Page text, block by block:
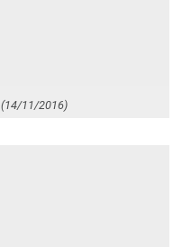
(14/11/2016)